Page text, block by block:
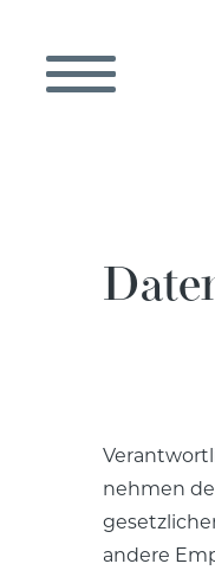
nehmen
andere